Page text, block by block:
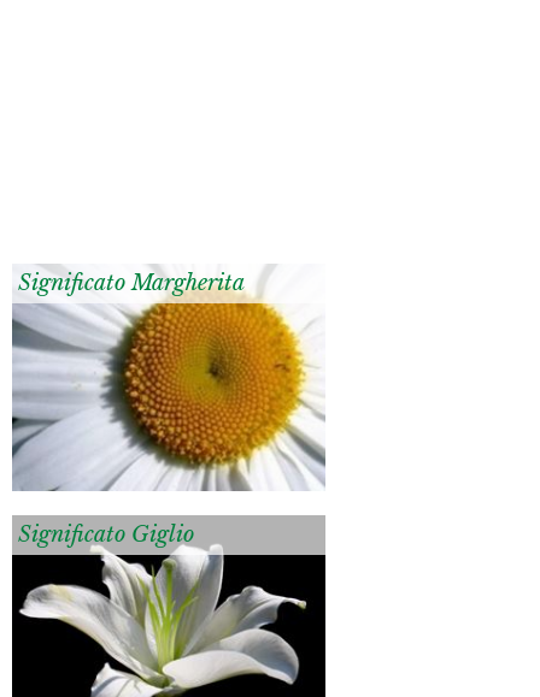
Significato Margherita
Significato Giglio